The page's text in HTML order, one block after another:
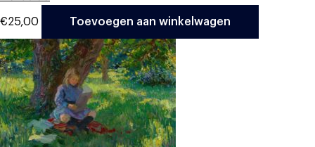
€25,00 Toevoegen aan winkelwagen